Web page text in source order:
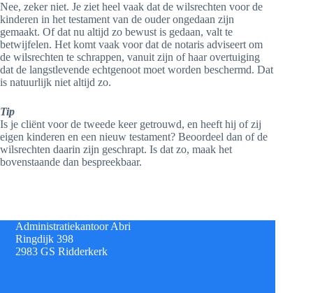
Nee, zeker niet. Je ziet heel vaak dat de wilsrechten voor de
kinderen in het testament van de ouder ongedaan zijn
gemaakt. Of dat nu altijd zo bewust is gedaan, valt te
betwijfelen. Het komt vaak voor dat de notaris adviseert om
de wilsrechten te schrappen, vanuit zijn of haar overtuiging
dat de langstlevende echtgenoot moet worden beschermd. Dat
is natuurlijk niet altijd zo.
Tip
Is je cliënt voor de tweede keer getrouwd, en heeft hij of zij
eigen kinderen en een nieuw testament? Beoordeel dan of de
wilsrechten daarin zijn geschrapt. Is dat zo, maak het
bovenstaande dan bespreekbaar.
Administratiekantoor Abri
Ringdijk 398
2983 GS Ridderkerk